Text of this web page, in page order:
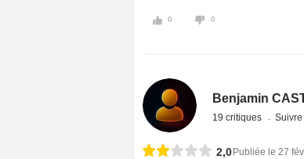
0 0
Benjamin
19 critiques Suivre
2,0Publiée le 27